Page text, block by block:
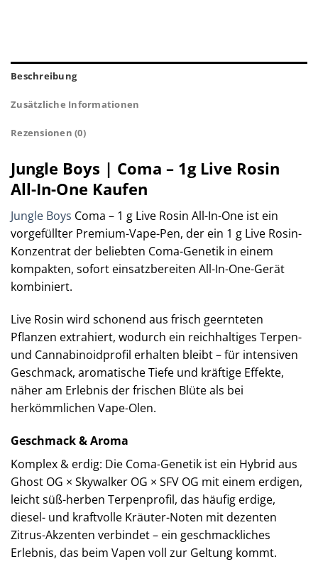
Beschreibung
Zusätzliche Informationen
Rezensionen (0)
Jungle Boys | Coma – 1g Live Rosin
All-In-One Kaufen
Jungle Boys Coma – 1 g Live Rosin All-In-One ist ein
vorgefüllter Premium-Vape-Pen, der ein 1 g Live Rosin-
Konzentrat der beliebten Coma-Genetik in einem
kompakten, sofort einsatzbereiten All-In-One-Gerät
kombiniert.
Live Rosin wird schonend aus frisch geernteten
Pflanzen extrahiert, wodurch ein reichhaltiges Terpen-
und Cannabinoidprofil erhalten bleibt – für intensiven
Geschmack, aromatische Tiefe und kräftige Effekte,
näher am Erlebnis der frischen Blüte als bei
herkömmlichen Vape-Olen.
Geschmack & Aroma
Komplex & erdig: Die Coma-Genetik ist ein Hybrid aus
Ghost OG × Skywalker OG × SFV OG mit einem erdigen,
leicht süß-herben Terpenprofil, das häufig erdige,
diesel- und kraftvolle Kräuter-Noten mit dezenten
Zitrus-Akzenten verbindet – ein geschmackliches
Erlebnis, das beim Vapen voll zur Geltung kommt.